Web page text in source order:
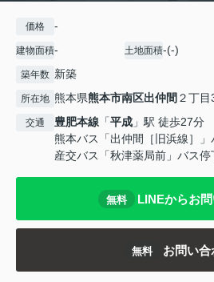
価格 -
建物面積- 土地面積-(-)
築年数 新築
所在地 熊本県熊本市南区出仲間 ２丁
交通 豊肥本線 「平成 」駅 徒歩27分
熊本バス「出仲間［旧浜線］
産交バス「秋津薬局前」バス
無料 LINEからお
無料 お問い合